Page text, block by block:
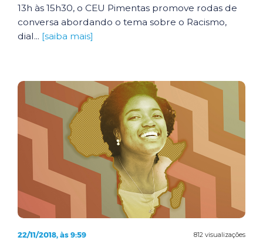
13h às 15h30, o CEU Pimentas promove rodas de
conversa abordando o tema sobre o Racismo,
dial... [saiba mais]
812 visualizações
22/11/2018, às 9:59